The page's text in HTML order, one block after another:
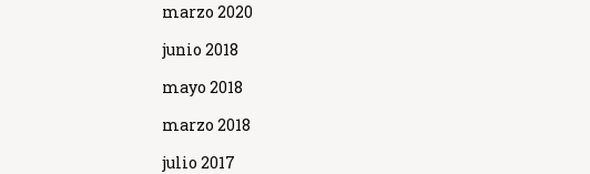
marzo 2020
junio 2018
mayo 2018
marzo 2018
julio 2017